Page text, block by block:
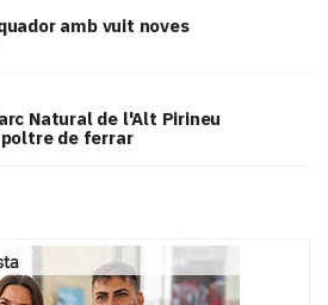
amb vuit noves
Natural de l'Alt Pirineu
de ferrar